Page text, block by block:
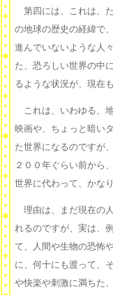
第四には、これは、
の地球の歴史の経緯で
進んでいないような人
た、恐ろしい世界の中
るような状況が、現在
これは、いわゆる、
映画や、ちょっと暗い
た世界になるのですが
２００年ぐらい前から
世界に代わって、かな
理由は、まだ現在の
れるのですが、実は、
て、人間や生物の恐怖
に、何十にも渡って、
や快楽や刺激に満ちた